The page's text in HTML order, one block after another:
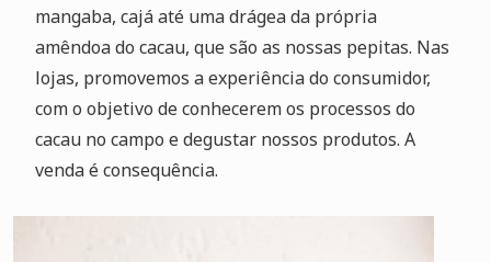
mangaba, cajá até uma drágea da própria
amêndoa do cacau, que são as nossas pepitas. Nas
lojas, promovemos a experiência do consumidor,
com o objetivo de conhecerem os processos do
cacau no campo e degustar nossos produtos. A
venda é consequência.